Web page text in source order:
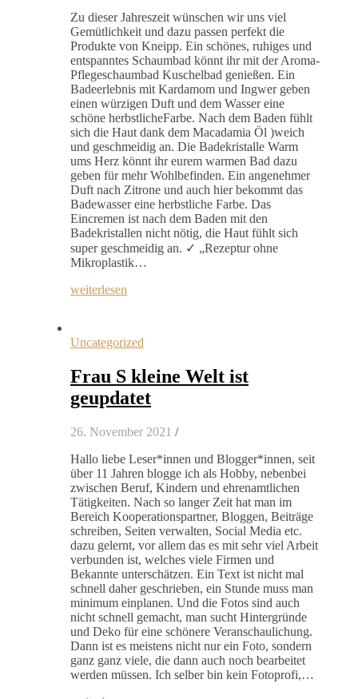
Zu dieser Jahreszeit wünschen wir uns viel
Gemütlichkeit und dazu passen perfekt die
Produkte von Kneipp. Ein schönes, ruhiges und
entspanntes Schaumbad könnt ihr mit der Aroma-
Pflegeschaumbad Kuschelbad genießen. Ein
Badeerlebnis mit Kardamom und Ingwer geben
einen würzigen Duft und dem Wasser eine
schöne herbstlicheFarbe. Nach dem Baden fühlt
sich die Haut dank dem Macadamia Öl )weich
und geschmeidig an. Die Badekristalle Warm
ums Herz könnt ihr eurem warmen Bad dazu
geben für mehr Wohlbefinden. Ein angenehmer
Duft nach Zitrone und auch hier bekommt das
Badewasser eine herbstliche Farbe. Das
Eincremen ist nach dem Baden mit den
Badekristallen nicht nötig, die Haut fühlt sich
super geschmeidig an. ✓ „Rezeptur ohne
Mikroplastik…
weiterlesen
Uncategorized
Frau S kleine Welt ist
geupdatet
26. November 2021 /
Hallo liebe Leser*innen und Blogger*innen, seit
über 11 Jahren blogge ich als Hobby, nebenbei
zwischen Beruf, Kindern und ehrenamtlichen
Tätigkeiten. Nach so langer Zeit hat man im
Bereich Kooperationspartner, Bloggen, Beiträge
schreiben, Seiten verwalten, Social Media etc.
dazu gelernt, vor allem das es mit sehr viel Arbeit
verbunden ist, welches viele Firmen und
Bekannte unterschätzen. Ein Text ist nicht mal
schnell daher geschrieben, ein Stunde muss man
minimum einplanen. Und die Fotos sind auch
nicht schnell gemacht, man sucht Hintergründe
und Deko für eine schönere Veranschaulichung.
Dann ist es meistens nicht nur ein Foto, sondern
ganz ganz viele, die dann auch noch bearbeitet
werden müssen. Ich selber bin kein Fotoprofi,…